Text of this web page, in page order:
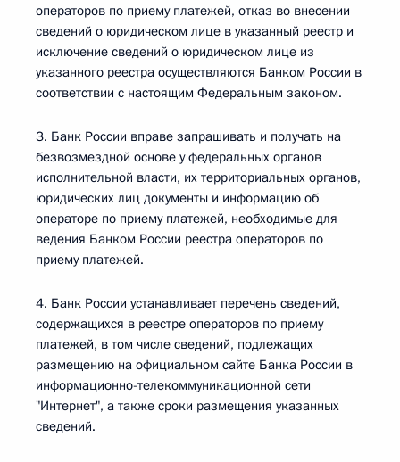
операторов по приему платежей, отказ во внесении
сведений о юридическом лице в указанный реестр и
исключение сведений о юридическом лице из
указанного реестра осуществляются Банком России в
соответствии с настоящим Федеральным законом.
3. Банк России вправе запрашивать и получать на
безвозмездной основе у федеральных органов
исполнительной власти, их территориальных органов,
юридических лиц документы и информацию об
операторе по приему платежей, необходимые для
ведения Банком России реестра операторов по
приему платежей.
4. Банк России устанавливает перечень сведений,
содержащихся в реестре операторов по приему
платежей, в том числе сведений, подлежащих
размещению на официальном сайте Банка России в
информационно-телекоммуникационной сети
"Интернет", а также сроки размещения указанных
сведений.